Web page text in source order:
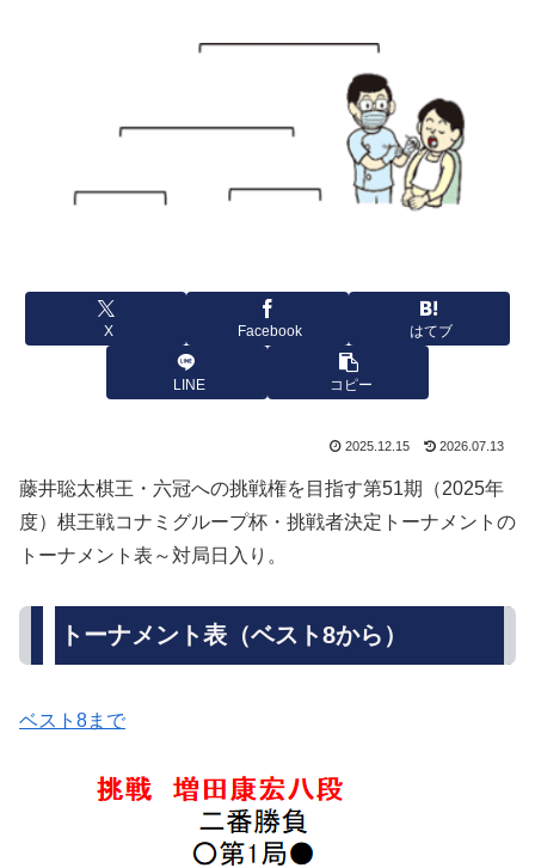
X Facebook はてブ
LINE コピー
2025.12.15 2026.07.13
藤井聡太棋王・六冠への挑戦権を目指す第51期（2025年
度）棋王戦コナミグループ杯・挑戦者決定トーナメントの
トーナメント表～対局日入り。
トーナメント表（ベスト8から）
ベスト8まで